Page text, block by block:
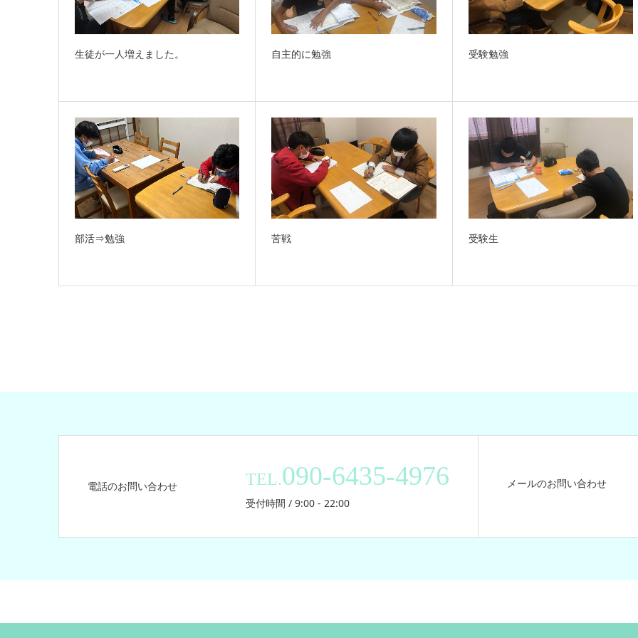
生徒が一人増えました。 自主的に勉強 受験勉強
部活⇒勉強 苦戦 受験生
電話のお問い合わせ TEL.090-6435-4976
受付時間 / 9:00 - 22:00
メールのお問い合わせ